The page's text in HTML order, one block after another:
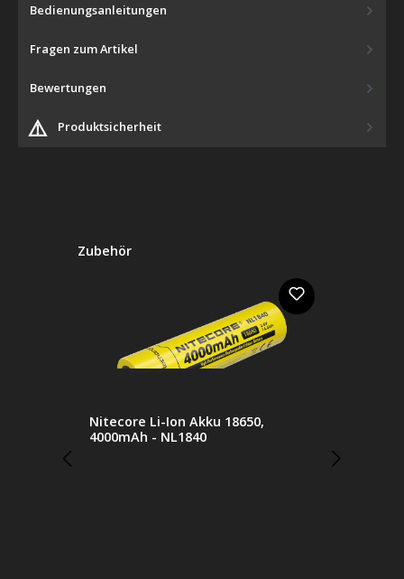
Bedienungsanleitungen
⚠️ Produktsicherheit
Fragen zum Artikel
Bewertungen
Produktgalerie überspringen
Zubehör
Nitecore Li-Ion Akku 18650,
4000mAh - NL1840